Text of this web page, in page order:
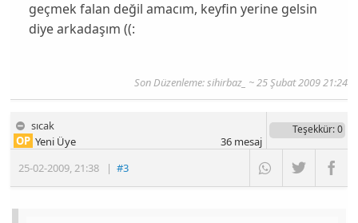
geçmek falan değil amacım, keyfin yerine gelsin
diye arkadaşım ((:
Son Düzenleme: sihirbaz_ ~ 25 Şubat 2009 21:24
sıcak
25-02-2009,21:38 |#3
OP Yeni Üye
Teşekkür: 0
36mesaj